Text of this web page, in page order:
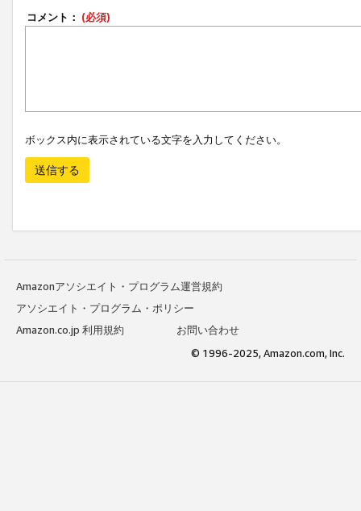
コメント： (必須)
ボックス内に表示されている文字を入力してください。
送信する
Amazonアソシエイト・プログラム運営規約
アソシエイト・プログラム・ポリシー
Amazon.co.jp 利用規約
お問い合わせ
© 1996-2025, Amazon.com, Inc.